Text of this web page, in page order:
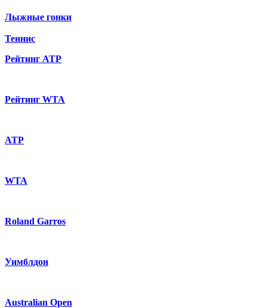
Лыжные гонки
Теннис
Рейтинг ATP
Рейтинг WTA
ATP
WTA
Roland Garros
Уимблдон
Australian Open